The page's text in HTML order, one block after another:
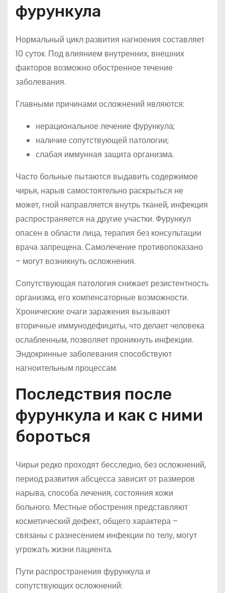
фурункула
Нормальный цикл развития нагноения составляет
10 суток. Под влиянием внутренних, внешних
факторов возможно обостренное течение
заболевания.
Главными причинами осложнений являются:
нерациональное лечение фурункула;
наличие сопутствующей патологии;
слабая иммунная защита организма.
Часто больные пытаются выдавить содержимое
чирья, нарыв самостоятельно раскрыться не
может, гной направляется внутрь тканей, инфекция
распространяется на другие участки. Фурункул
опасен в области лица, терапия без консультации
врача запрещена. Самолечение противопоказано
– могут возникнуть осложнения.
Сопутствующая патология снижает резистентность
организма, его компенсаторные возможности.
Хронические очаги заражения вызывают
вторичные иммунодефициты, что делает человека
ослабленным, позволяет проникнуть инфекции.
Эндокринные заболевания способствуют
нагноительным процессам.
Последствия после
фурункула и как с ними
бороться
Чирьи редко проходят бесследно, без осложнений,
период развития абсцесса зависит от размеров
нарыва, способа лечения, состояния кожи
больного. Местные обострения представляют
косметический дефект, общего характера –
связаны с разнесением инфекции по телу, могут
угрожать жизни пациента.
Пути распространения фурункула и
сопутствующих осложнений: